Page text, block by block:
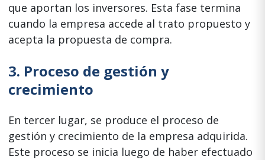
que aportan los inversores. Esta fase termina
cuando la empresa accede al trato propuesto y
acepta la propuesta de compra.
3. Proceso de gestión y
crecimiento
En tercer lugar, se produce el proceso de
gestión y crecimiento de la empresa adquirida.
Este proceso se inicia luego de haber efectuado